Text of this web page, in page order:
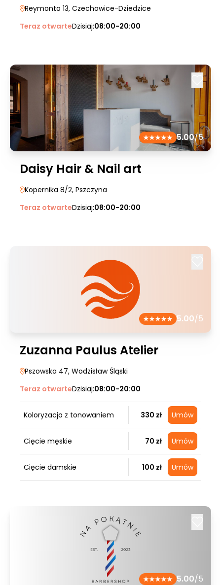
Reymonta 13, Czechowice-Dziedzice
Teraz otwarteDzisiaj:08:00-20:00
5.00/5
Daisy Hair & Nail art
Kopernika 8/2, Pszczyna
Teraz otwarteDzisiaj:08:00-20:00
5.00/5
Zuzanna Paulus Atelier
Pszowska 47, Wodzisław Śląski
Teraz otwarteDzisiaj:08:00-20:00
Koloryzacja z tonowaniem 330 zł Umów
Cięcie męskie 70 zł Umów
Cięcie damskie 100 zł Umów
5.00/5